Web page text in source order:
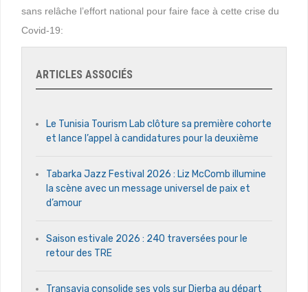
sans relâche l’effort national pour faire face à cette crise du
Covid-19:
ARTICLES ASSOCIÉS
Le Tunisia Tourism Lab clôture sa première cohorte
et lance l’appel à candidatures pour la deuxième
Tabarka Jazz Festival 2026 : Liz McComb illumine
la scène avec un message universel de paix et
d’amour
Saison estivale 2026 : 240 traversées pour le
retour des TRE
Transavia consolide ses vols sur Djerba au départ